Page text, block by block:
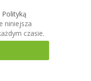
Polityką
niniejsza
czasie.